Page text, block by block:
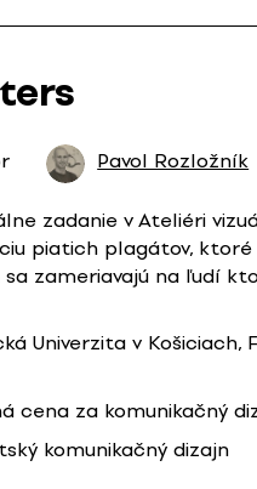
Pavol Rozložník
zadanie v Ateliéri
piatich plagátov,
zameriavajú na ľudí
Univerzita v
cena za komunikačný
komunikačný dizajn